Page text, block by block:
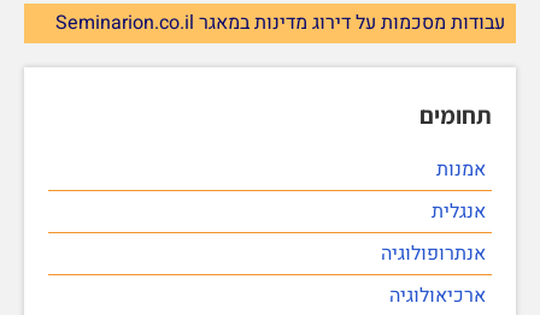
עבודות מסכמות על דירוג מדינות במאגר Seminarion.co.il
תחומים
אמנות
אנגלית
אנתרופולוגיה
ארכיאולוגיה